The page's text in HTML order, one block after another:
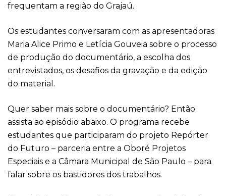
frequentam a região do Grajaú.
Os estudantes conversaram com as apresentadoras
Maria Alice Primo e Letícia Gouveia sobre o processo
de produção do documentário, a escolha dos
entrevistados, os desafios da gravação e da edição
do material.
Quer saber mais sobre o documentário? Então
assista ao episódio abaixo. O programa recebe
estudantes que participaram do projeto Repórter
do Futuro – parceria entre a Oboré Projetos
Especiais e a Câmara Municipal de São Paulo – para
falar sobre os bastidores dos trabalhos.